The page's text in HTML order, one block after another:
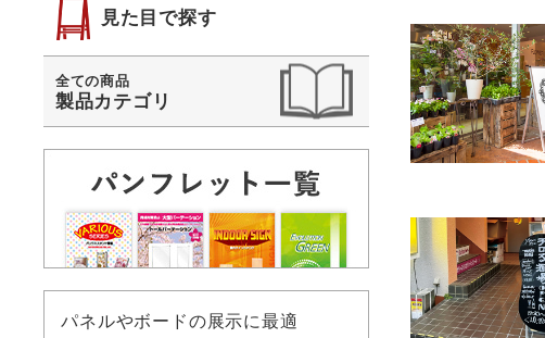
見た目で探す
全ての商品
製品カテゴリ
パネルやボードの展示に最適